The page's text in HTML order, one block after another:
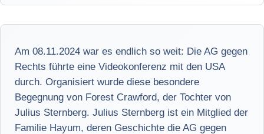
Am 08.11.2024 war es endlich so weit: Die AG gegen
Rechts führte eine Videokonferenz mit den USA
durch. Organisiert wurde diese besondere
Begegnung von Forest Crawford, der Tochter von
Julius Sternberg. Julius Sternberg ist ein Mitglied der
Familie Hayum, deren Geschichte die AG gegen